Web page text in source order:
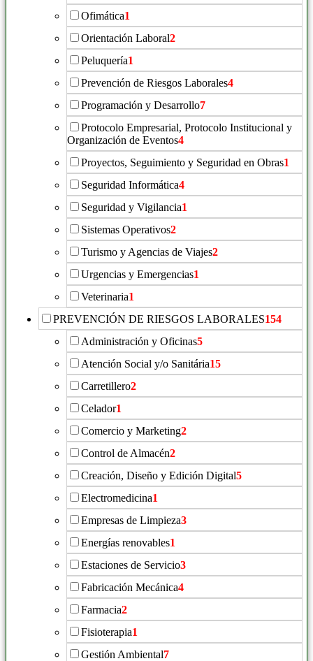
Ofimática1
Orientación Laboral2
Peluquería1
Prevención de Riesgos Laborales4
Programación y Desarrollo7
Protocolo Empresarial, Protocolo Institucional y
Organización de Eventos4
Proyectos, Seguimiento y Seguridad en Obras1
Seguridad Informática4
Seguridad y Vigilancia1
Sistemas Operativos2
Turismo y Agencias de Viajes2
Urgencias y Emergencias1
Veterinaria1
PREVENCIÓN DE RIESGOS LABORALES154
Administración y Oficinas5
Atención Social y/o Sanitária15
Carretillero2
Celador1
Comercio y Marketing2
Control de Almacén2
Creación, Diseño y Edición Digital5
Electromedicina1
Empresas de Limpieza3
Energías renovables1
Estaciones de Servicio3
Fabricación Mecánica4
Farmacia2
Fisioterapia1
Gestión Ambiental7